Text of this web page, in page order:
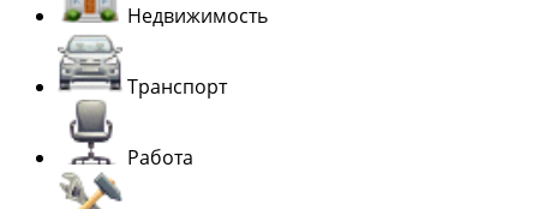
Недвижимость
Транспорт
Работа